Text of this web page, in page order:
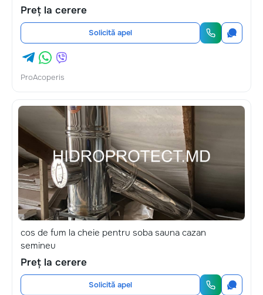
Preț la cerere
Solicită apel
ProAcoperis
cos de fum la cheie pentru soba sauna cazan
semineu
Preț la cerere
Solicită apel